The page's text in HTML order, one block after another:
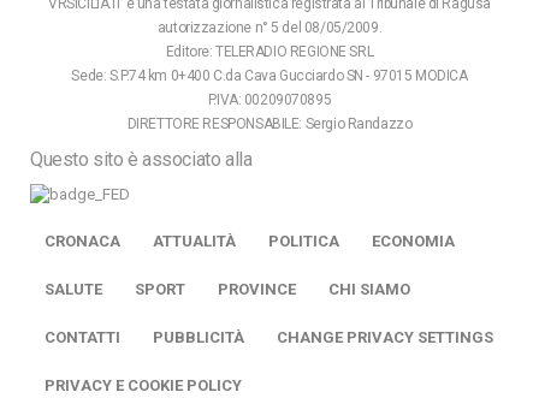
autorizzazione n° 5 del 08/05/2009.
Editore: TELERADIO REGIONE SRL
Sede: S.P.74 km 0+400 C.da Cava Gucciardo SN - 97015 MODICA
P.IVA: 00209070895
DIRETTORE RESPONSABILE: Sergio Randazzo
Questo sito è associato alla
CRONACA ATTUALITÀ POLITICA ECONOMIA
SALUTE SPORT PROVINCE CHI SIAMO
CONTATTI PUBBLICITÀ CHANGE PRIVACY SETTINGS
PRIVACY E COOKIE POLICY